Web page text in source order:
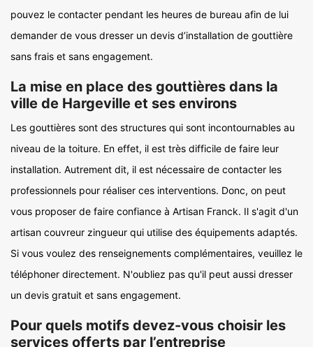
pouvez le contacter pendant les heures de bureau afin de lui
demander de vous dresser un devis d’installation de gouttière
sans frais et sans engagement.
La mise en place des gouttières dans la
ville de Hargeville et ses environs
Les gouttières sont des structures qui sont incontournables au
niveau de la toiture. En effet, il est très difficile de faire leur
installation. Autrement dit, il est nécessaire de contacter les
professionnels pour réaliser ces interventions. Donc, on peut
vous proposer de faire confiance à Artisan Franck. Il s'agit d'un
artisan couvreur zingueur qui utilise des équipements adaptés.
Si vous voulez des renseignements complémentaires, veuillez le
téléphoner directement. N'oubliez pas qu'il peut aussi dresser
un devis gratuit et sans engagement.
Pour quels motifs devez-vous choisir les
services offerts par l’entreprise